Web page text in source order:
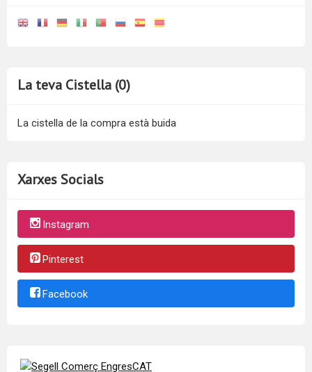
La teva Cistella (0)
La cistella de la compra està buida
Xarxes Socials
Instagram
Pinterest
Facebook